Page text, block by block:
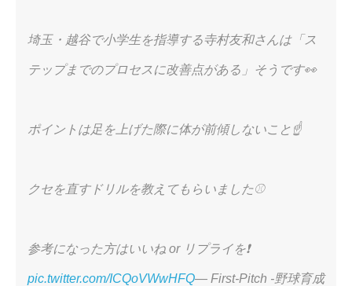
埼玉・越谷で小学生を指導する寺村友和さんは「ス
テップまでのプロセスに改善点がある」そうです👀
ポイントは足を上げた際に体が前傾しないこと☝️
クセを直すドリルを教えてもらいました⚾️
参考になった方はいいね or リプライを❗️
pic.twitter.com/ICQoVWwHFQ— First-Pitch -野球育成